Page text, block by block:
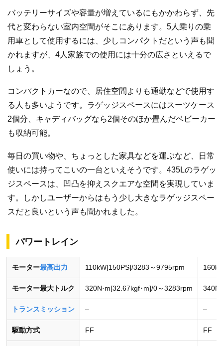
バッテリーサイズや容量が増えているにもかかわらず、先
代と変わらない室内空間がそこにあります。5人乗りの乗
用車として使用するには、少しコンパクトだという声も聞
かれますが、4人家族での使用には十分の広さといえるで
しょう。
コンパクトカーなので、居住空間よりも通勤などで使用す
る人も多いようです。ラゲッジスペースにはスーツケース
2個分、キャディバッグなら2個そのほか畳んだベビーカー
も収納可能。
毎日の買い物や、ちょっとした家具などを運ぶなど、日常
使いには持ってこいの一台といえそうです。435Lのラゲッ
ジスペースは、凹凸を抑えスクエアな空間を実現していま
す。しかしユーザーからはもう少し大きなラゲッジスペー
スだと良いという声も聞かれました。
パワートレイン
モーター最高出力 110kW[150PS]/3283～9795rpm
モーター最大トルク 320N·m[32.67kgf･m]/0～3283rpm
トランスミッション – –
駆動方式 FF FF